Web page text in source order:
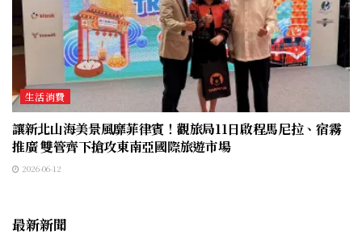
生活消費
讓新北山海美景風靡菲律賓！觀旅局11日啟程馬尼拉、宿霧
推廣 雙管齊下搶攻東南亞國際旅遊市場
2026-06-12
最新新聞